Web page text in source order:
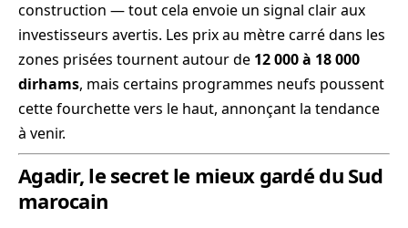
construction — tout cela envoie un signal clair aux
investisseurs avertis. Les prix au mètre carré dans les
zones prisées tournent autour de 12 000 à 18 000
dirhams, mais certains programmes neufs poussent
cette fourchette vers le haut, annonçant la tendance
à venir.
Agadir, le secret le mieux gardé du Sud
marocain